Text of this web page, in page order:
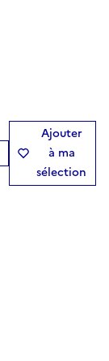
Ajouter
à ma
sélection